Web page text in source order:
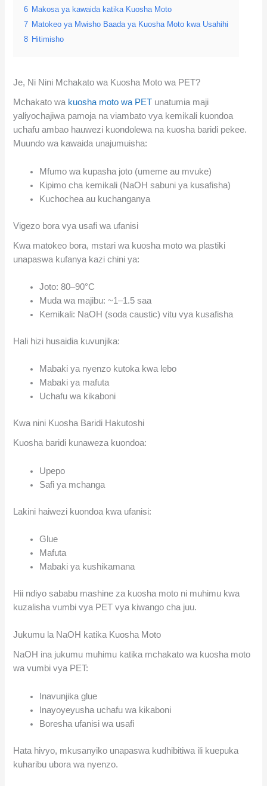
6 Makosa ya kawaida katika Kuosha Moto
7 Matokeo ya Mwisho Baada ya Kuosha Moto kwa Usahihi
8 Hitimisho
Je, Ni Nini Mchakato wa Kuosha Moto wa PET?
Mchakato wa kuosha moto wa PET unatumia maji
yaliyochajiwa pamoja na viambato vya kemikali kuondoa
uchafu ambao hauwezi kuondolewa na kuosha baridi pekee.
Muundo wa kawaida unajumuisha:
Mfumo wa kupasha joto (umeme au mvuke)
Kipimo cha kemikali (NaOH sabuni ya kusafisha)
Kuchochea au kuchanganya
Vigezo bora vya usafi wa ufanisi
Kwa matokeo bora, mstari wa kuosha moto wa plastiki
unapaswa kufanya kazi chini ya:
Joto: 80–90°C
Muda wa majibu: ~1–1.5 saa
Kemikali: NaOH (soda caustic) vitu vya kusafisha
Hali hizi husaidia kuvunjika:
Mabaki ya nyenzo kutoka kwa lebo
Mabaki ya mafuta
Uchafu wa kikaboni
Kwa nini Kuosha Baridi Hakutoshi
Kuosha baridi kunaweza kuondoa:
Upepo
Safi ya mchanga
Lakini haiwezi kuondoa kwa ufanisi:
Glue
Mafuta
Mabaki ya kushikamana
Hii ndiyo sababu mashine za kuosha moto ni muhimu kwa
kuzalisha vumbi vya PET vya kiwango cha juu.
Jukumu la NaOH katika Kuosha Moto
NaOH ina jukumu muhimu katika mchakato wa kuosha moto
wa vumbi vya PET:
Inavunjika glue
Inayoyeyusha uchafu wa kikaboni
Boresha ufanisi wa usafi
Hata hivyo, mkusanyiko unapaswa kudhibitiwa ili kuepuka
kuharibu ubora wa nyenzo.